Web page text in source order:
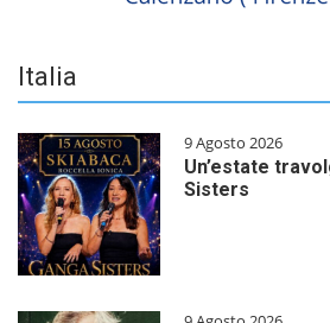
Italia
9 Agosto 2026
Un’estate
Sisters